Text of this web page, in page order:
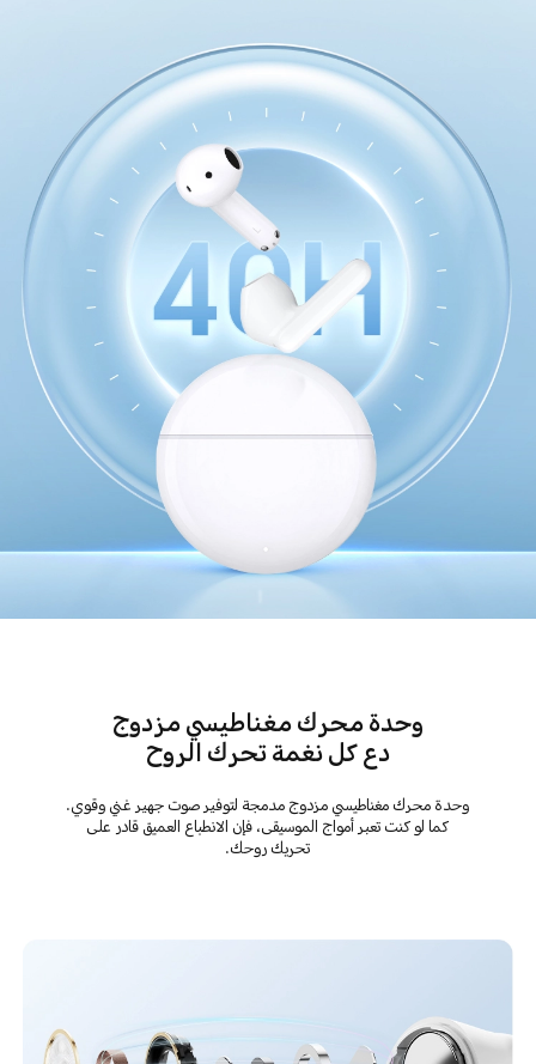
وحدة محرك مغناطيسي مزدوج
دع كل نغمة تحرك الروح
وحدة محرك مغناطيسي مزدوج مدمجة لتوفير صوت جهير غني وقوي.
كما لو كنت تعبر أمواج الموسيقى، فإن الانطباع العميق قادر على
تحريك روحك.